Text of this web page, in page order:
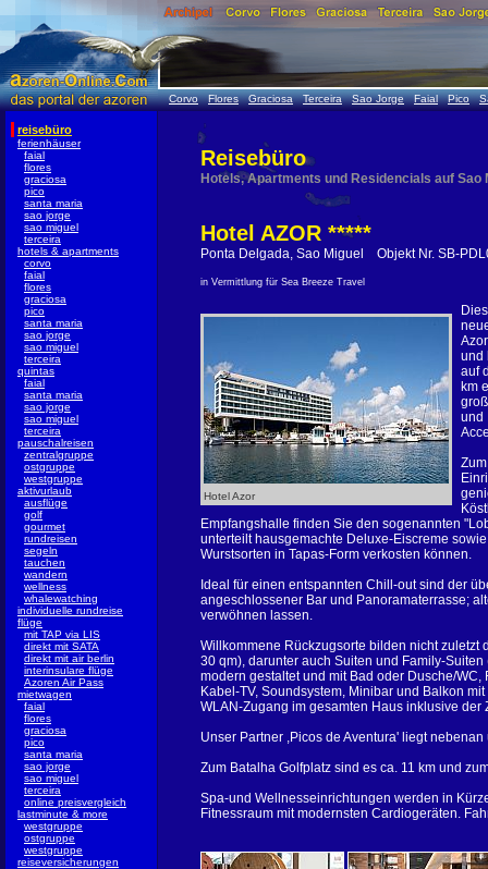
Corvo Flores Graciosa Terceira Sao Jorge Faial Pico
reisebüro
ferienhäuser
faial
flores
graciosa
pico
santa maria
sao jorge
sao miguel
terceira
hotels & apartments
corvo
faial
flores
graciosa
pico
santa maria
sao jorge
sao miguel
terceira
quintas
faial
santa maria
sao jorge
sao miguel
terceira
pauschalreisen
zentralgruppe
ostgruppe
westgruppe
aktivurlaub
ausflüge
golf
gourmet
rundreisen
segeln
tauchen
wandern
wellness
whalewatching
individuelle rundreise
flüge
mit TAP via LIS
direkt mit SATA
direkt mit air berlin
interinsulare flüge
Azoren Air Pass
mietwagen
faial
flores
graciosa
pico
santa maria
sao jorge
sao miguel
terceira
online preisvergleich
lastminute & more
westgruppe
ostgruppe
westgruppe
reiseversicherungen
Reisebüro
Hotels, Apartments und Residencials auf Sao
Hotel AZOR *****
Ponta Delgada, Sao Miguel Objekt Nr. SB-
in Vermittlung für Sea Breeze Travel
Hotel Azor
und
auf
km
und
Empfangshalle finden Sie den sogenannten
unterteilt hausgemachte Deluxe-Eiscreme
Wurstsorten in Tapas-Form verkosten können.
Ideal für einen entspannten Chill-out sind der
angeschlossener Bar und Panoramaterrasse;
verwöhnen lassen.
Willkommene Rückzugsorte bilden nicht zuletzt
30 qm), darunter auch Suiten und Family-
modern gestaltet und mit Bad oder Dusche/
Kabel-TV, Soundsystem, Minibar und Balkon
WLAN-Zugang im gesamten Haus inklusive
Unser Partner ,Picos de Aventura' liegt
Zum Batalha Golfplatz sind es ca. 11 km und
Spa-und Wellnesseinrichtungen werden in
Fitnessraum mit modernsten Cardiogeräten.